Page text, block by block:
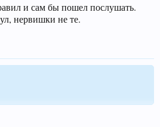
и сам бы пошел послушать.
нервишки не те.